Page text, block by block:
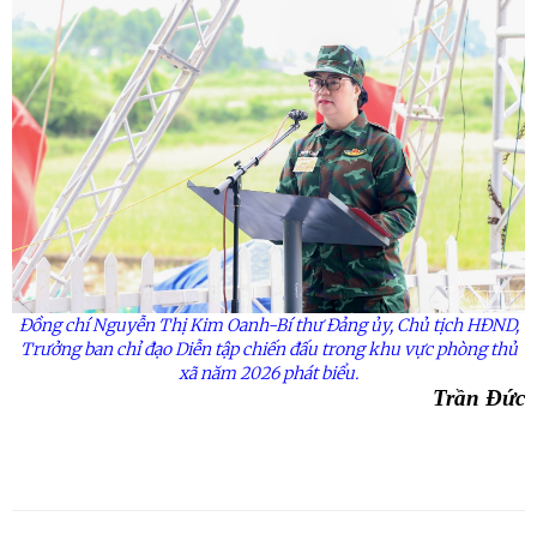
Đồng chí Nguyễn Thị Kim Oanh-Bí thư Đảngủy, Chủ tịch HĐND,
Trưởng ban chỉ đạo Diễn tập chiến đấu trong khu vực phòng thủ
xã năm 2026 phát biểu.
Trần Đức